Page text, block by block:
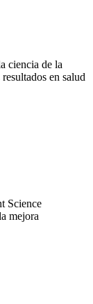
ciencia de la
en salud
mejora